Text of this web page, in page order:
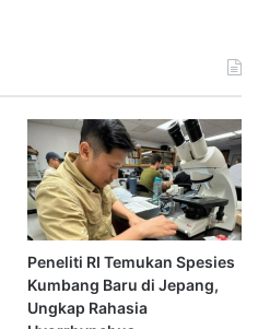
Peneliti RI Temukan Spesies
Kumbang Baru di Jepang,
Ungkap Rahasia